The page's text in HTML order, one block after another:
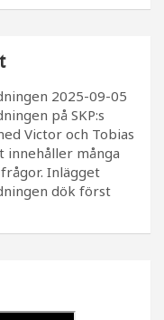
2025-09-05
på SKP:s
Victor och Tobias
innehåller många
Inlägget
dök först